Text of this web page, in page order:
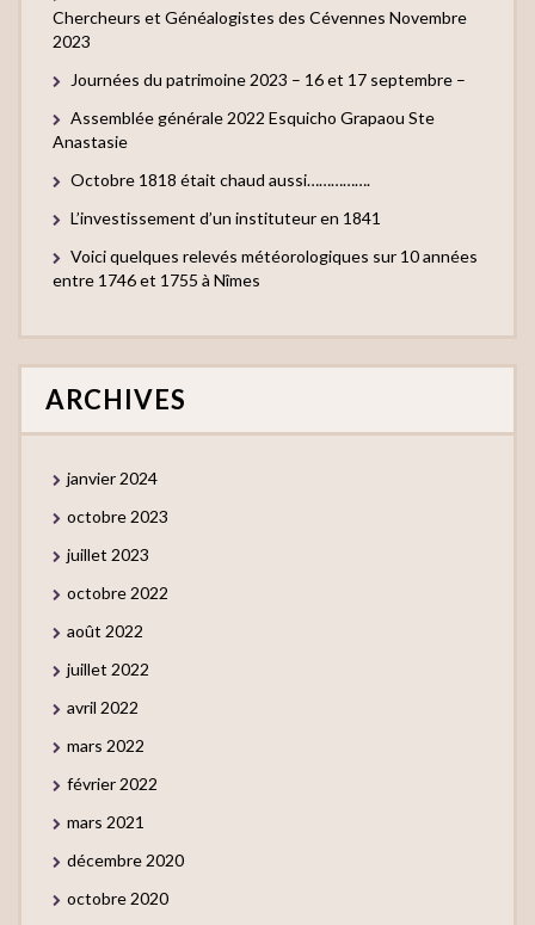
Chercheurs et Généalogistes des Cévennes Novembre
2023
Journées du patrimoine 2023 – 16 et 17 septembre –
Assemblée générale 2022 Esquicho Grapaou Ste
Anastasie
Octobre 1818 était chaud aussi…………….
L’investissement d’un instituteur en 1841
Voici quelques relevés météorologiques sur 10 années
entre 1746 et 1755 à Nîmes
ARCHIVES
janvier 2024
octobre 2023
juillet 2023
octobre 2022
août 2022
juillet 2022
avril 2022
mars 2022
février 2022
mars 2021
décembre 2020
octobre 2020